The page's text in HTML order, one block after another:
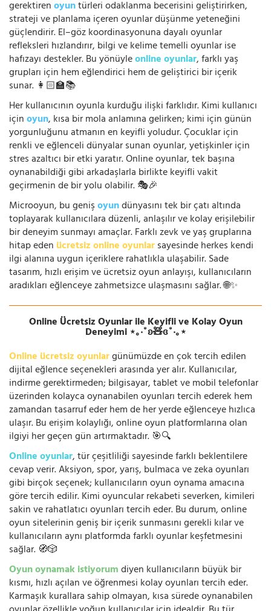
gerektirenoyuntürleri odaklanma becerisini geliştirirken,
strateji ve planlama içeren oyunlar düşünme yeteneğini
güçlendirir. El–göz koordinasyonuna dayalı oyunlar
refleksleri hızlandırır, bilgi ve kelime temelli oyunlar ise
hafızayı destekler. Bu yönüyleonline oyunlar, farklı yaş
grupları için hem eğlendirici hem de geliştirici bir içerik
sunar. 👩🏻‍🏫📚
Her kullanıcının oyunla kurduğu ilişki farklıdır. Kimi kullanıcı
içinoyun, kısa bir mola anlamına gelirken; kimi için günün
yorgunluğunu atmanın en keyifli yoludur. Çocuklar için
renkli ve eğlenceli dünyalar sunan oyunlar, yetişkinler için
stres azaltıcı bir etki yaratır. Online oyunlar, tek başına
oynanabildiği gibi arkadaşlarla birlikte keyifli vakit
geçirmenin de bir yolu olabilir. 🎭🎉
Microoyun, bu genişoyundünyasını tek bir çatı altında
toplayarak kullanıcılara düzenli, anlaşılır ve kolay erişilebilir
bir deneyim sunmayı amaçlar. Farklı zevk ve yaş gruplarına
hitap eden ücretsiz online oyunlarsayesinde herkes kendi
ilgi alanına uygun içeriklere rahatlıkla ulaşabilir. Sade
tasarım, hızlı erişim ve ücretsiz oyun anlayışı, kullanıcıların
aradıkları eğlenceye zahmetsizce ulaşmasını sağlar. 🌐✨
Online Ücretsiz Oyunlar ile Keyifli ve Kolay Oyun
Deneyimi ⋆｡‧˚ʚ🧸ɞ˚‧｡⋆
Online ücretsiz oyunlargünümüzde en çok tercih edilen
dijital eğlence seçenekleri arasında yer alır. Kullanıcılar,
indirme gerektirmeden; bilgisayar, tablet ve mobil telefonlar
üzerinden kolayca oynanabilen oyunları tercih ederek hem
zamandan tasarruf eder hem de her yerde eğlenceye hızlıca
ulaşır. Bu erişim kolaylığı, online oyun platformlarına olan
ilgiyi her geçen gün artırmaktadır. 🎯🔍
Online oyunlar, tür çeşitliliği sayesinde farklı beklentilere
cevap verir. Aksiyon, spor, yarış, bulmaca ve zeka oyunları
gibi birçok seçenek; kullanıcıların oyun oynama amacına
göre tercih edilir. Kimi oyuncular rekabeti severken, kimileri
sakin ve rahatlatıcı oyunları tercih eder. Bu durum, online
oyun sitelerinin geniş bir içerik sunmasını gerekli kılar ve
kullanıcıların aynı platformda farklı oyunlar keşfetmesini
sağlar. 🧭🎲
Oyun oynamak istiyorumdiyen kullanıcıların büyük bir
kısmı, hızlı açılan ve öğrenmesi kolay oyunları tercih eder.
Karmaşık kurallara sahip olmayan, kısa sürede oynanabilen